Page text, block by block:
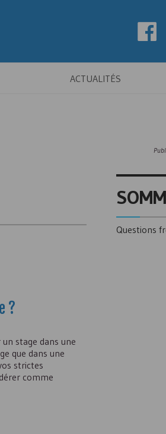
ACTUALITÉS
?
stage dans une
que dans une
strictes
comme
Questions